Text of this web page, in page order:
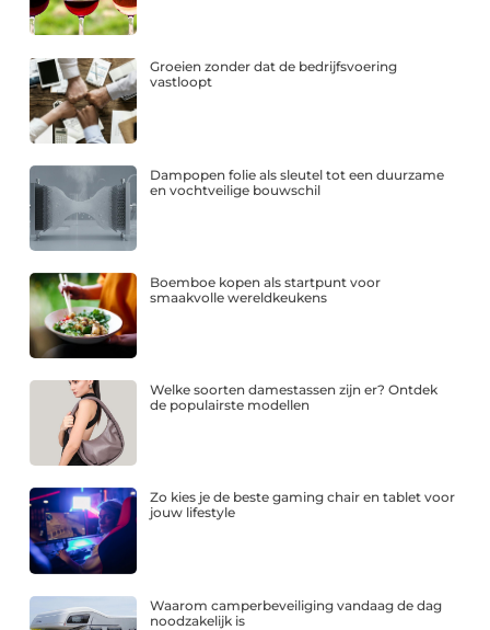
Groeien zonder dat de bedrijfsvoering
vastloopt
Dampopen folie als sleutel tot een duurzame
en vochtveilige bouwschil
Boemboe kopen als startpunt voor
smaakvolle wereldkeukens
Welke soorten damestassen zijn er? Ontdek
de populairste modellen
Zo kies je de beste gaming chair en tablet voor
jouw lifestyle
Waarom camperbeveiliging vandaag de dag
noodzakelijk is